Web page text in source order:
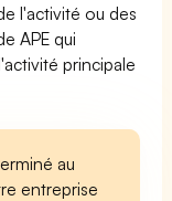
l'activité ou des
APE qui
principale
au
entreprise